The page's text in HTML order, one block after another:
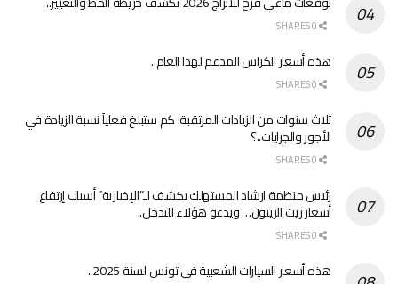
هذه أسعار الكراس المدعم لهذا العام..
ثلاث سنوات من الزيادات المرتقبة: كم ستبلغ فعلياً نسبة الزيادة في
الأجور والجرايات..؟
رئيس منظمة ارشاد المستهلك يكشف لـ”الإخبارية” أسباب إرتفاع
أسعار زيت الزيتون… ويدعو هؤلاء للتدخل..
هذه أسعار السيارات الشعبية في تونس لسنة 2025..